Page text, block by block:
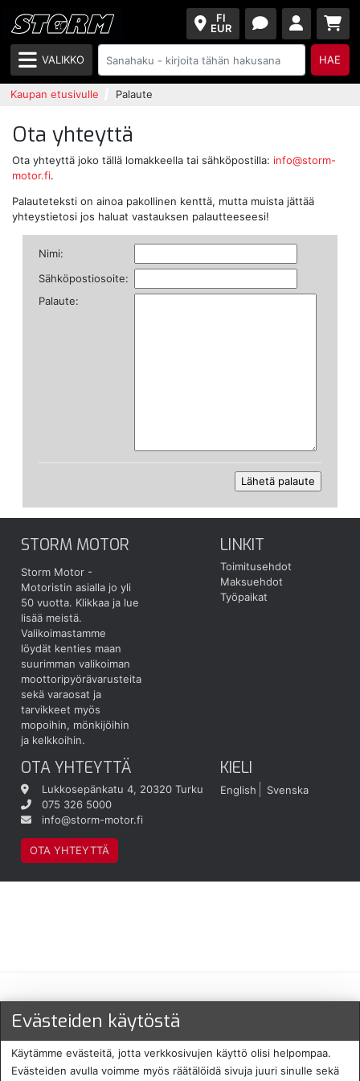
FI
EUR
VALIKKO HAE
Kaupan etusivulle Palaute
Ota yhteyttä
Ota yhteyttä joko tällä lomakkeella tai sähköpostilla: info@storm-
motor.fi.
Palauteteksti on ainoa pakollinen kenttä, mutta muista jättää
yhteystietosi jos haluat vastauksen palautteeseesi!
Nimi:
Sähköpostiosoite:
Palaute:
STORM MOTOR
Storm Motor -
Motoristin asialla jo yli
50 vuotta. Klikkaa ja lue
lisää meistä.
Valikoimastamme
löydät kenties maan
suurimman valikoiman
moottoripyörävarusteita
sekä varaosat ja
tarvikkeet myös
mopoihin, mönkijöihin
ja kelkkoihin.
LINKIT
Toimitusehdot
Maksuehdot
Työpaikat
OTA YHTEYTTÄ
Lukkosepänkatu 4, 20320 Turku
075 326 5000
info@storm-motor.fi
OTA YHTEYTTÄ
KIELI
English Svenska
Maksu- ja toimitustavat
Evästeiden käytöstä
Käytämme evästeitä, jotta verkkosivujen käyttö olisi helpompaa.
Evästeiden avulla voimme myös räätälöidä sivuja juuri sinulle sekä